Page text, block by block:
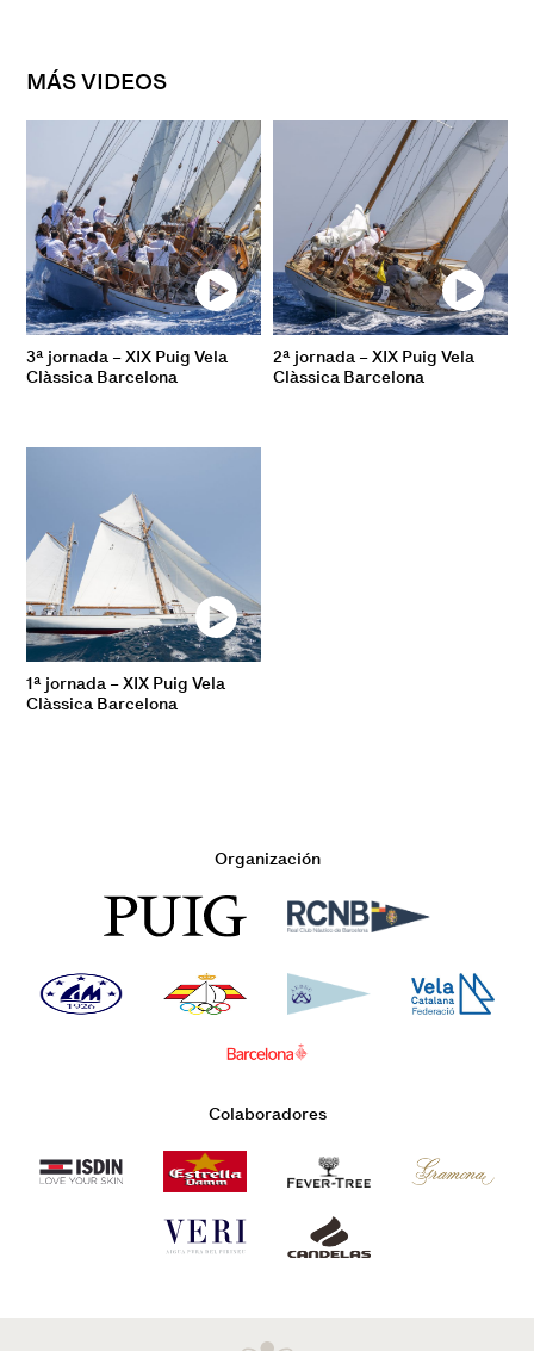
MÁS VIDEOS
3ª jornada – XIX Puig Vela
Clàssica Barcelona
2ª jornada – XIX Puig Vela
Clàssica Barcelona
1ª jornada – XIX Puig Vela
Clàssica Barcelona
Organización
Colaboradores